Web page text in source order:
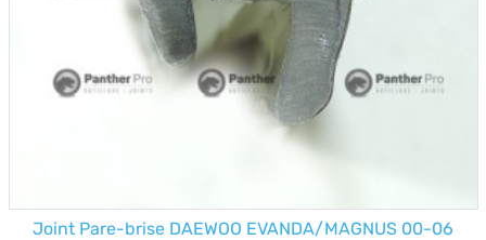
Joint Pare-brise DAEWOO EVANDA/MAGNUS 00-06